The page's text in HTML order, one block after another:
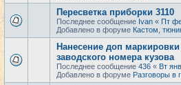
Пересветка приборки 3110
Последнее сообщение Ivan « Пт
Добавлено в форуме Кастом,
Нанесение доп
заводского номера кузова
Последнее сообщение 436 « Вт
Добавлено в форуме Разговоры в